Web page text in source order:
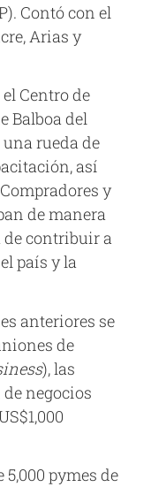
Contó con el
Arias y
Centro de
Balboa del
rueda de
así
y
de manera
de contribuir a
país y la
anteriores se
de
), las
negocios
5,000 pymes de